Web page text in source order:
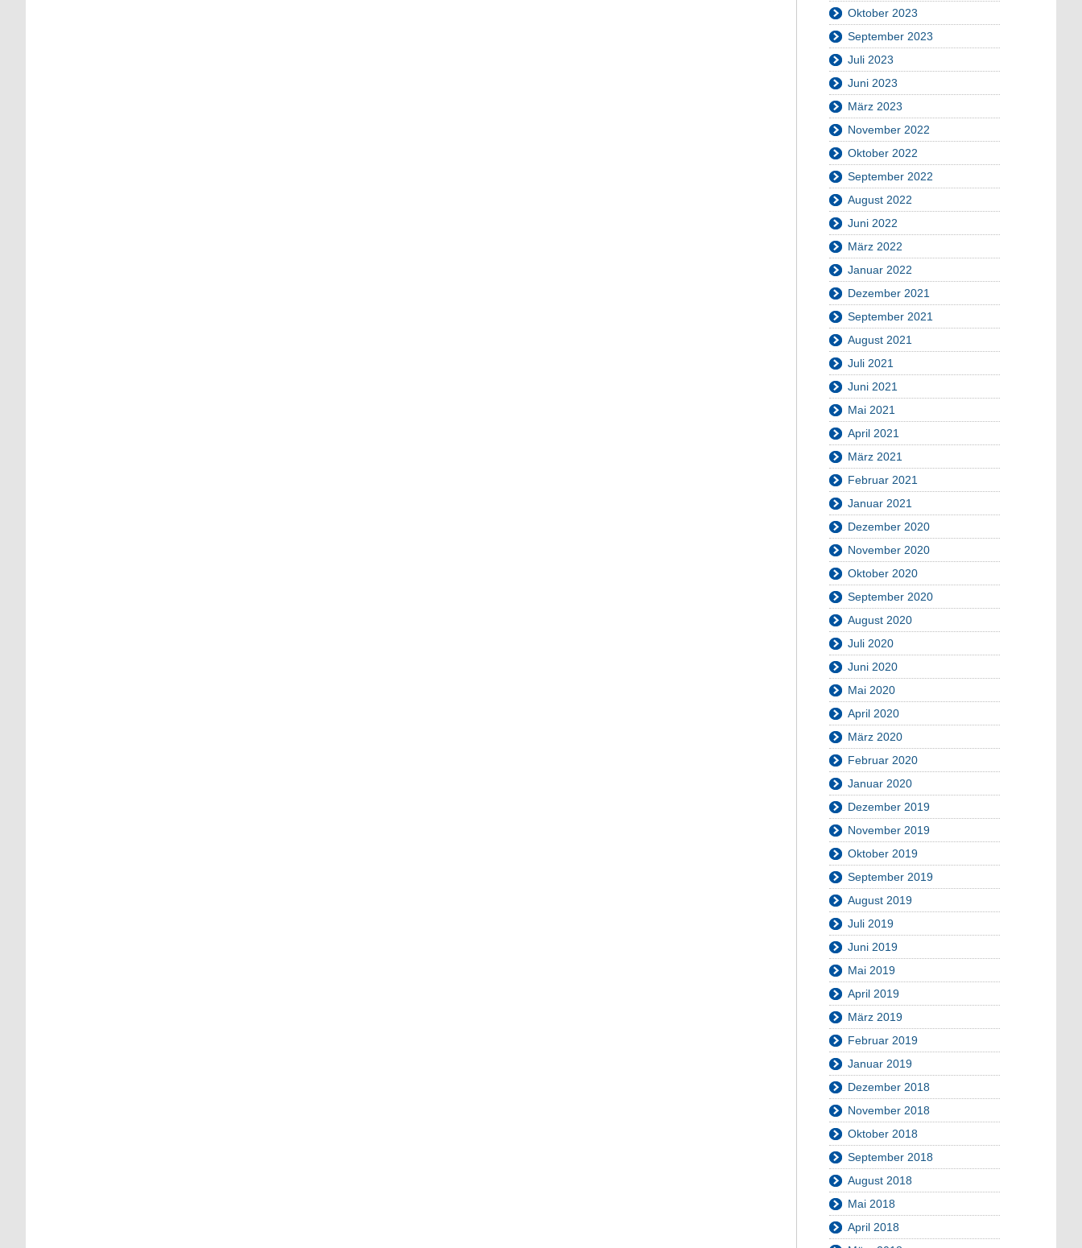
Oktober 2023
September 2023
Juli 2023
Juni 2023
März 2023
November 2022
Oktober 2022
September 2022
August 2022
Juni 2022
März 2022
Januar 2022
Dezember 2021
September 2021
August 2021
Juli 2021
Juni 2021
Mai 2021
April 2021
März 2021
Februar 2021
Januar 2021
Dezember 2020
November 2020
Oktober 2020
September 2020
August 2020
Juli 2020
Juni 2020
Mai 2020
April 2020
März 2020
Februar 2020
Januar 2020
Dezember 2019
November 2019
Oktober 2019
September 2019
August 2019
Juli 2019
Juni 2019
Mai 2019
April 2019
März 2019
Februar 2019
Januar 2019
Dezember 2018
November 2018
Oktober 2018
September 2018
August 2018
Mai 2018
April 2018